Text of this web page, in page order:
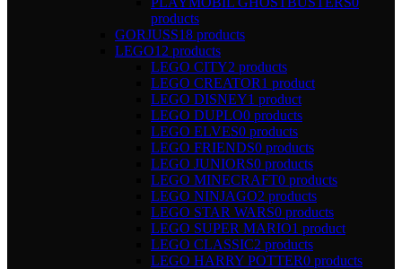
products
GORJUSS18 products
LEGO12 products
LEGO CITY2 products
LEGO CREATOR1 product
LEGO DISNEY1 product
LEGO DUPLO0 products
LEGO ELVES0 products
LEGO FRIENDS0 products
LEGO JUNIORS0 products
LEGO MINECRAFT0 products
LEGO NINJAGO2 products
LEGO STAR WARS0 products
LEGO SUPER MARIO1 product
LEGO CLASSIC2 products
LEGO HARRY POTTER0 products